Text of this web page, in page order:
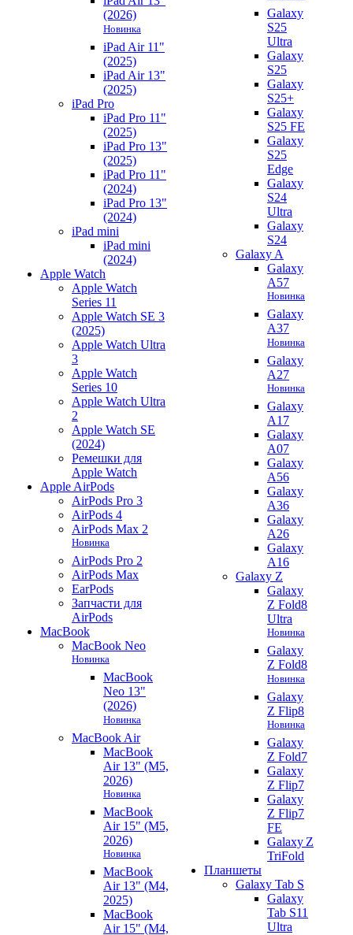
(2026)
Новинка
iPad Air 11"
(2025)
iPad Air 13"
(2025)
iPad Pro
iPad Pro 11"
(2025)
iPad Pro 13"
(2025)
iPad Pro 11"
(2024)
iPad Pro 13"
(2024)
iPad mini
iPad mini
(2024)
Apple Watch
Apple Watch
Series 11
Apple Watch SE 3
(2025)
Apple Watch Ultra
3
Apple Watch
Series 10
Apple Watch Ultra
2
Apple Watch SE
(2024)
Ремешки для
Apple Watch
Apple AirPods
AirPods Pro 3
AirPods 4
AirPods Max 2
Новинка
AirPods Pro 2
AirPods Max
EarPods
Запчасти для
AirPods
MacBook
MacBook Neo
Новинка
MacBook
Neo 13"
(2026)
Новинка
MacBook Air
MacBook
Air 13" (M5,
2026)
Новинка
MacBook
Air 15" (M5,
2026)
Новинка
MacBook
Air 13" (M4,
2025)
MacBook
Air 15" (M4,
Galaxy
S25
Ultra
Galaxy
S25
Galaxy
S25+
Galaxy
S25 FE
Galaxy
S25
Edge
Galaxy
S24
Ultra
Galaxy
S24
Galaxy A
Galaxy
A57
Новинка
Galaxy
A37
Новинка
Galaxy
A27
Новинка
Galaxy
A17
Galaxy
A07
Galaxy
A56
Galaxy
A36
Galaxy
A26
Galaxy
A16
Galaxy Z
Galaxy
Z Fold8
Ultra
Новинка
Galaxy
Z Fold8
Новинка
Galaxy
Z Flip8
Новинка
Galaxy
Z Fold7
Galaxy
Z Flip7
Galaxy
Z Flip7
FE
Galaxy Z
TriFold
Планшеты
Galaxy Tab S
Galaxy
Tab S11
Ultra